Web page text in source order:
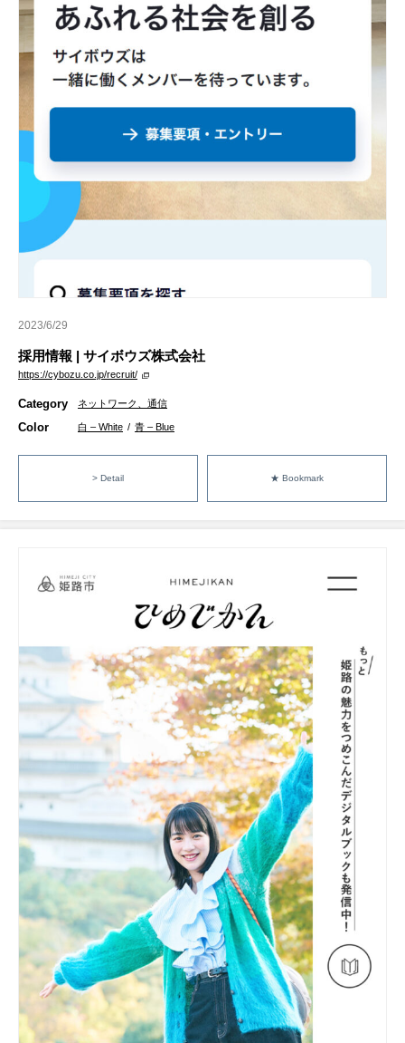
2023/6/29
採用情報 | サイボウズ株式会社
https://cybozu.co.jp/recruit/
Category ネットワーク、通信
Color 白 – White / 青 – Blue
> Detail ★ Bookmark